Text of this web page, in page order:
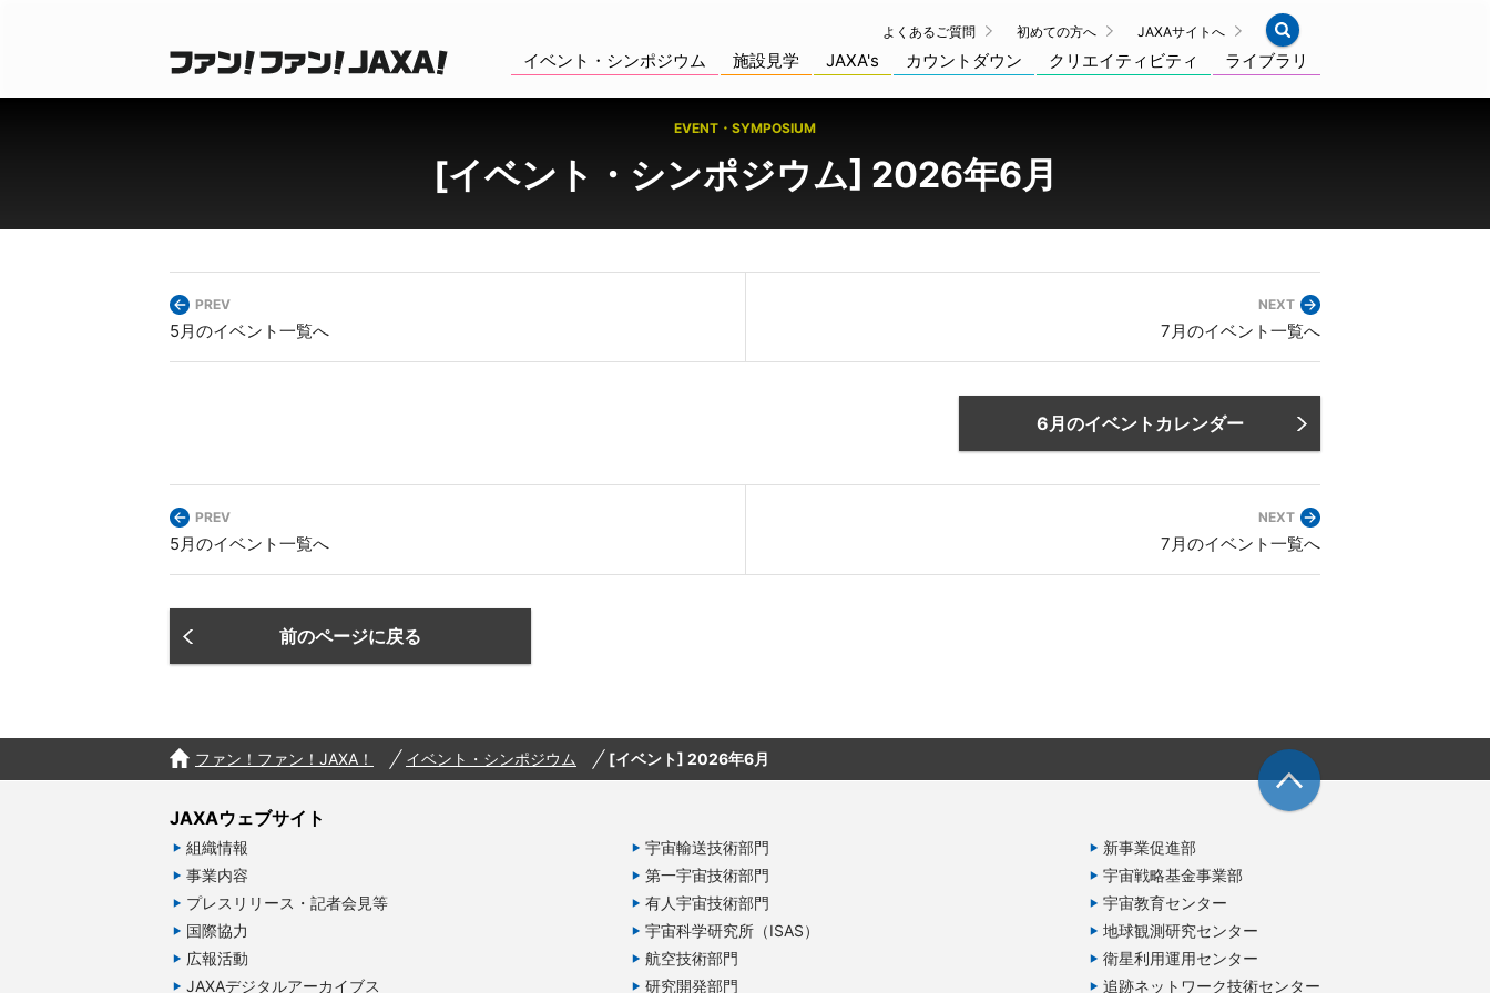
よくあるご質問 初めての方へ JAXAサイトへ
イベント・シンポジウム 施設見学 JAXA's カウントダウン クリエイティビティ ライブラリ
EVENT・SYMPOSIUM
[イベント・シンポジウム] 2026年6月
PREV
5月のイベント一覧へ
NEXT
7月のイベント一覧へ
6月のイベントカレンダー
PREV
5月のイベント一覧へ
NEXT
7月のイベント一覧へ
前のページに戻る
ファン！ファン！JAXA！ イベント・シンポジウム [イベント] 2026年6月
JAXAウェブサイト
組織情報
事業内容
プレスリリース・記者会見等
国際協力
広報活動
JAXAデジタルアーカイブス
宇宙輸送技術部門
第一宇宙技術部門
有人宇宙技術部門
宇宙科学研究所（ISAS）
航空技術部門
研究開発部門
新事業促進部
宇宙戦略基金事業部
宇宙教育センター
地球観測研究センター
衛星利用運用センター
追跡ネットワーク技術センター